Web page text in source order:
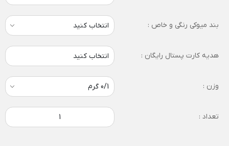
بند میوکی رنگی و خاص :
هدیه کارت پستال رایگان : انتخاب کنید
وزن :
تعداد :